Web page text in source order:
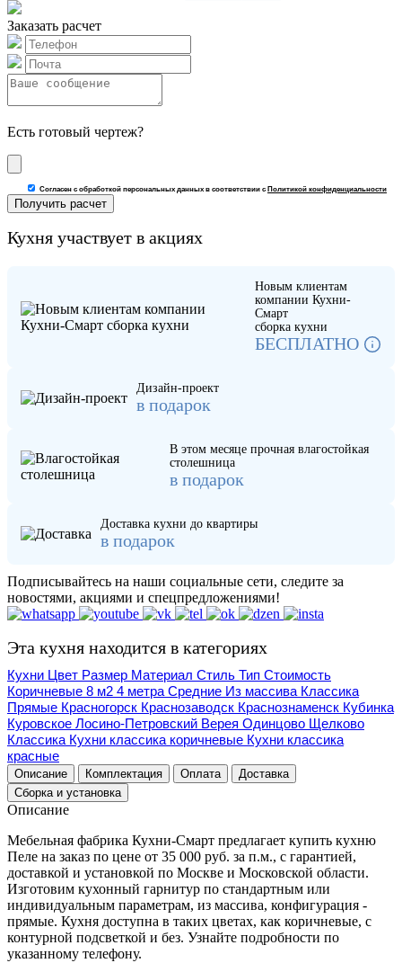
Заказать расчет
Есть готовый чертеж?
Согласен с обработкой персональных данных в соответствии с Политикой конфиденциальности
Кухня участвует в акциях
Новым клиентам
компании Кухни-
Смарт
сборка кухни
БЕСПЛАТНО
Дизайн-проект
в подарок
В этом месяце прочная влагостойкая
столешница
в подарок
Доставка кухни до квартиры
в подарок
Подписывайтесь на наши социальные сети, следите за
новостями, акциями и спецпредложениями!
Эта кухня находится в категориях
Кухни Цвет Размер Материал Стиль Тип Стоимость
Коричневые 8 м2 4 метра Средние Из массива Классика
Прямые Красногорск Краснозаводск Краснознаменск Кубинка
Куровское Лосино-Петровский Верея Одинцово Щелково
Классика Кухни классика коричневые Кухни классика
красные
Описание Комплектация Оплата
Доставка
Сборка и установка
Описание
Мебельная фабрика Кухни-Смарт предлагает купить кухню
Пеле на заказ по цене от 35 000 руб. за п.м., с гарантией,
доставкой и установкой по Москве и Московской области.
Изготовим кухонный гарнитур по стандартным или
индивидуальным параметрам, из массива, конфигурация -
прямые. Кухня доступна в таких цветах, как коричневые, с
контурной подсветкой и без. Узнайте подробности по
указанному телефону.